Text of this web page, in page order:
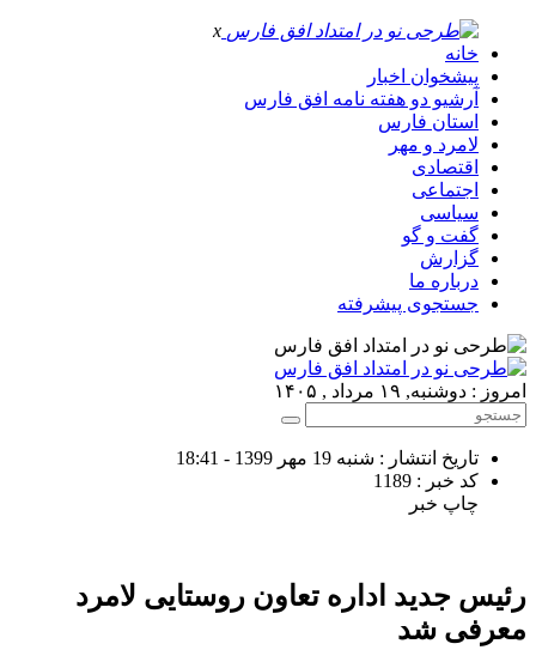
x
خانه
پیشخوان اخبار
آرشیو دو هفته نامه افق فارس
استان فارس
لامرد و مهر
اقتصادی
اجتماعی
سیاسی
گفت و گو
گزارش
درباره ما
جستجوی پیشرفته
امروز : دوشنبه, ۱۹ مرداد , ۱۴۰۵
تاریخ انتشار : شنبه 19 مهر 1399 - 18:41
کد خبر : 1189
چاپ خبر
رئیس جدید اداره تعاون روستایی لامرد
معرفی شد